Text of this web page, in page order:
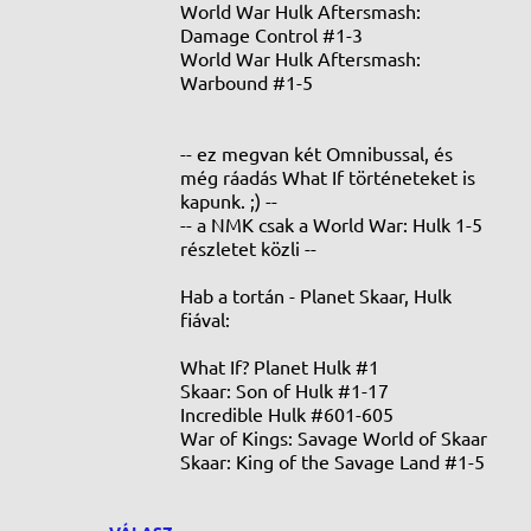
World War Hulk Aftersmash:
Damage Control #1-3
World War Hulk Aftersmash:
Warbound #1-5
-- ez megvan két Omnibussal, és
még ráadás What If történeteket is
kapunk. ;) --
-- a NMK csak a World War: Hulk 1-5
részletet közli --
Hab a tortán - Planet Skaar, Hulk
fiával:
What If? Planet Hulk #1
Skaar: Son of Hulk #1-17
Incredible Hulk #601-605
War of Kings: Savage World of Skaar
Skaar: King of the Savage Land #1-5